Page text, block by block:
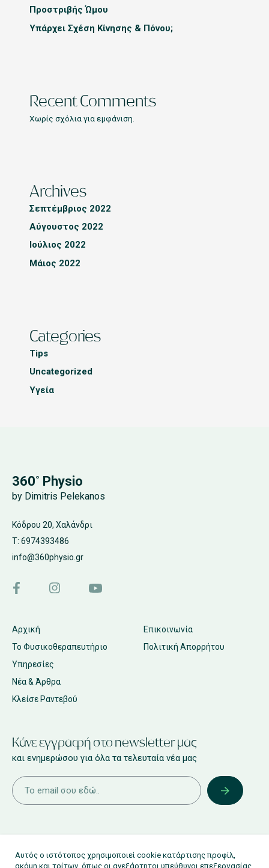
Προστριβής Ώμου
Υπάρχει Σχέση Κίνησης & Πόνου;
Recent Comments
Χωρίς σχόλια για εμφάνιση.
Archives
Σεπτέμβριος 2022
Αύγουστος 2022
Ιούλιος 2022
Μάιος 2022
Categories
Tips
Uncategorized
Υγεία
360˚ Physio
by Dimitris Pelekanos
Κόδρου 20, Χαλάνδρι
T: 6974393486
info@360physio.gr
Αρχική
Το Φυσικοθεραπευτήριο
Υπηρεσίες
Νέα & Άρθρα
Κλείσε Ραντεβού
Επικοινωνία
Πολιτική Απορρήτου
Κάνε εγγραφή στο newsletter μας
και ενημερώσου για όλα τα τελευταία νέα μας
Αυτός ο ιστότοπος χρησιμοποιεί cookie κατάρτισης προφίλ,
ακόμη και τρίτων, όπως οι ανεξάρτητοι υπεύθυνοι επεξεργασίας,